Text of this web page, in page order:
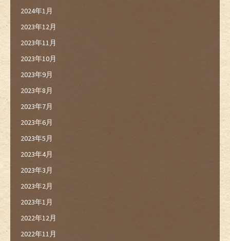
2024年1月
2023年12月
2023年11月
2023年10月
2023年9月
2023年8月
2023年7月
2023年6月
2023年5月
2023年4月
2023年3月
2023年2月
2023年1月
2022年12月
2022年11月